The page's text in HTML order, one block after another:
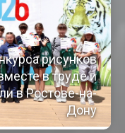
рисунков
в труде и
в Ростове-на-
Дону